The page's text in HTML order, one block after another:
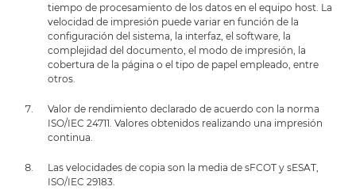
tiempo de procesamiento de los datos en el equipo host. La
velocidad de impresión puede variar en función de la
configuración del sistema, la interfaz, el software, la
complejidad del documento, el modo de impresión, la
cobertura de la página o el tipo de papel empleado, entre
otros.
Valor de rendimiento declarado de acuerdo con la norma
ISO/IEC 24711. Valores obtenidos realizando una impresión
continua.
Las velocidades de copia son la media de sFCOT y sESAT,
ISO/IEC 29183.